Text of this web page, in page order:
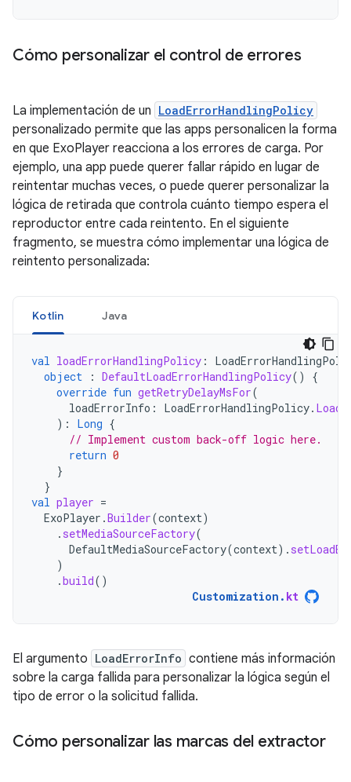
Cómo personalizar el control de errores
La implementación de un LoadErrorHandlingPolicy
personalizado permite que las apps personalicen la forma
en que ExoPlayer reacciona a los errores de carga. Por
ejemplo, una app puede querer fallar rápido en lugar de
reintentar muchas veces, o puede querer personalizar la
lógica de retirada que controla cuánto tiempo espera el
reproductor entre cada reintento. En el siguiente
fragmento, se muestra cómo implementar una lógica de
reintento personalizada:
Kotlin Java
val loadErrorHandlingPolicy :
object
: DefaultLoadErrorHandlingPolicy()
{
override fun getRetryDelayMsFor(
loadErrorInfo : LoadErrorHandlingPolicy.
):
Long {
// Implement custom back-off logic here.
return 0
}
}
val player =
ExoPlayer .Builder(context)
. setMediaSourceFactory(
DefaultMediaSourceFactory(context).
)
.build()
Customization . kt
El argumento LoadErrorInfo contiene más información
sobre la carga fallida para personalizar la lógica según el
tipo de error o la solicitud fallida.
Cómo personalizar las marcas del extractor